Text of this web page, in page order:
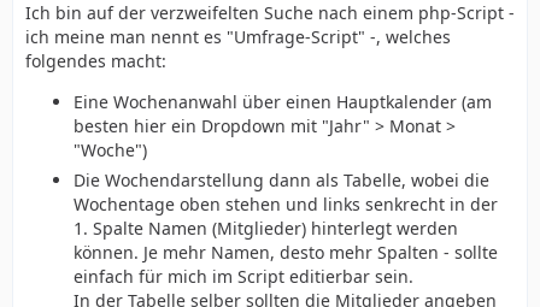
Ich bin auf der verzweifelten Suche nach einem php-Script -
ich meine man nennt es "Umfrage-Script" -, welches
folgendes macht:
Eine Wochenanwahl über einen Hauptkalender (am
besten hier ein Dropdown mit "Jahr" > Monat >
"Woche")
Die Wochendarstellung dann als Tabelle, wobei die
Wochentage oben stehen und links senkrecht in der
1. Spalte Namen (Mitglieder) hinterlegt werden
können. Je mehr Namen, desto mehr Spalten - sollte
einfach für mich im Script editierbar sein.
In der Tabelle selber sollten die Mitglieder angeben